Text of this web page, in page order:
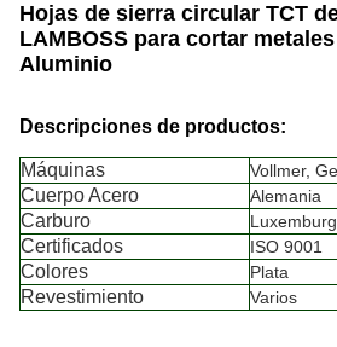
Hojas de sierra circular TCT
LAMBOSS para cortar
Aluminio
Descripciones de productos:
Máquinas Vollmer,
Cuerpo Acero Alemania
Carburo
Certificados ISO 9001
Colores Plata
Revestimiento Varios